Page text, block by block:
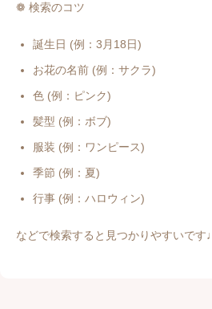
❁ 検索のコツ
誕生日 (例：3月18日)
お花の名前 (例：サクラ)
色 (例：ピンク)
髪型 (例：ボブ)
服装 (例：ワンピース)
季節 (例：夏)
行事 (例：ハロウィン)
などで検索すると見つかりやすいです♩